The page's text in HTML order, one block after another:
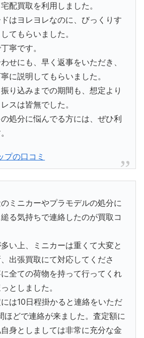
配買取を利用しました。
はヨレヨレなのに、びっくりす
てもらいました。
寧です。
せにも、早く返事をいただき、
に説明してもらいました。
り込みまでの期間も、想定より
スは皆無でした。
処分に悩んでる方には、ぜひ利
プの口コミ
ミニカーやプラモデルの処分に
る気持ちで連絡したのが買取コ
い上、ミニカーは重くて大変と
出張買取にて対応してくださ
全ての荷物を持って行ってくれ
としました。
は10日程掛かると連絡をいただ
ほどで連絡が来ました。査定額に
身としましては非常に充分な金